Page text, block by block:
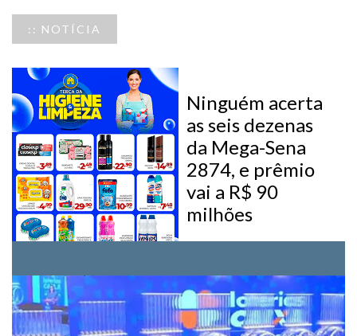
:: NOTÍCIA
Ninguém acerta
as seis dezenas
da Mega-Sena
2874, e prêmio
vai a R$ 90
milhões